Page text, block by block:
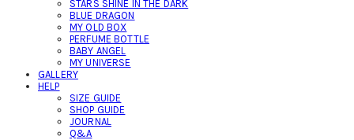
STARS SHINE IN THE DARK
BLUE DRAGON
MY OLD BOX
PERFUME BOTTLE
BABY ANGEL
MY UNIVERSE
GALLERY
HELP
SIZE GUIDE
SHOP GUIDE
JOURNAL
Q&A